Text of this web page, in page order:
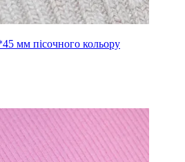
мм пісочного кольору